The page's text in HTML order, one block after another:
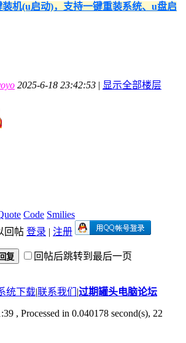
机(u启动)，支持一键重装系统、u盘启
2025-6-18 23:42:53 | 显示全部楼层
Code Smilies
回帖 登录 | 注册
复 回帖后跳转到最后一页
统下载|联系我们 |过期罐头电脑论坛
, Processed in 0.040178 second(s), 22